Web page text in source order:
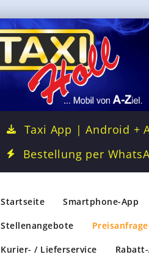
Taxi App | Android +
Bestellung per
Startseite Smartphone-App
Stellenangebote
Kurier- / Lieferservice